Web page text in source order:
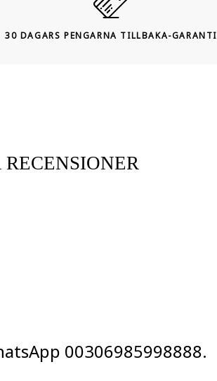
30 DAGARS PENGARNA TILLBAKA-GARANTI
00306985998888.